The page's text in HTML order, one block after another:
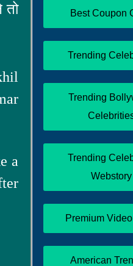
तो
a
Best Coupon
Trending
Trending
Trending
Webstory
Premium
American